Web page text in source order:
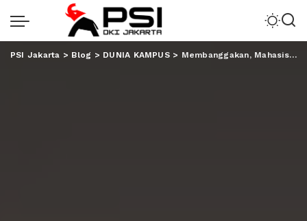
PSI Jakarta > Blog > DUNIA KAMPUS> Membanggakan, Mahasiswa Unila Juara 1 Olimpiade Matematika Nasional